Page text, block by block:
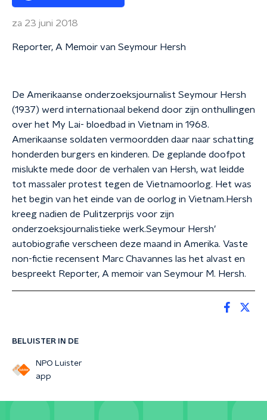
BELUISTER IN DE
NPO Luister
app
za 23 juni 2018
Reporter, A Memoir van Seymour Hersh
De Amerikaanse onderzoeksjournalist Seymour Hersh
(1937) werd internationaal bekend door zijn onthullingen
over het My Lai- bloedbad in Vietnam in 1968.
Amerikaanse soldaten vermoordden daar naar schatting
honderden burgers en kinderen. De geplande doofpot
mislukte mede door de verhalen van Hersh, wat leidde
tot massaler protest tegen de Vietnamoorlog. Het was
het begin van het einde van de oorlog in Vietnam.Hersh
kreeg nadien de Pulitzerprijs voor zijn
onderzoeksjournalistieke werk.Seymour Hersh’
autobiografie verscheen deze maand in Amerika. Vaste
non-fictie recensent Marc Chavannes las het alvast en
bespreekt Reporter, A memoir van Seymour M. Hersh.